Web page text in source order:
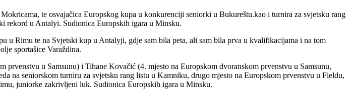
te osvajačica Europskog kupa u konkurenciji seniorki u Bukureštu.kao i turnira za svjetsku rang
rekord u Antalyi. Sudionica Europskih igara u Minsku.
u Rimu te na Svjetski kup u Antalyji, gdje sam bila peta, ali sam bila prva u kvalifikacijama i na tom
sportašice Varaždina.
u Samsunu) i Tihane Kovačić (4. mjesto na Europskom dvoranskom prvenstvu u Samsunu,
na seniorskom turniru za svjetsku rang listu u Kamniku, drugo mjesto na Europskom prvenstvu u Fieldu,
juniorke zakrivljeni luk. Sudionica Europskih igara u Minsku.